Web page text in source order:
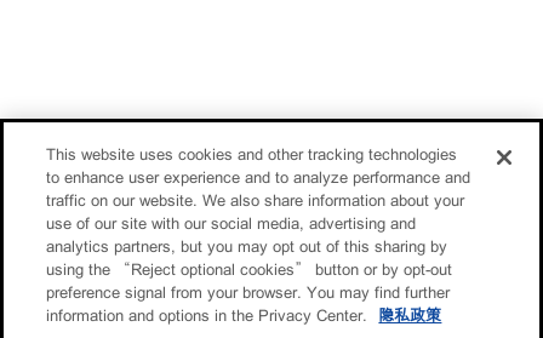
This website uses cookies and other tracking technologies
to enhance user experience and to analyze performance and
traffic on our website. We also share information about your
use of our site with our social media, advertising and
analytics partners, but you may opt out of this sharing by
using the “Reject optional cookies” button or by opt-out
preference signal from your browser. You may find further
information and options in the Privacy Center.
隐私政策